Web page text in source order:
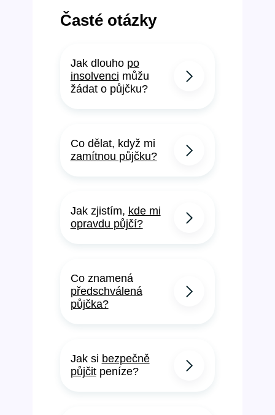
Časté otázky
Jak dlouho po
insolvenci můžu
žádat o půjčku?
Co dělat, když mi
zamítnou půjčku?
Jak zjistím, kde mi
opravdu půjčí?
Co znamená
předschválená
půjčka?
Jak si bezpečně
půjčitpeníze?